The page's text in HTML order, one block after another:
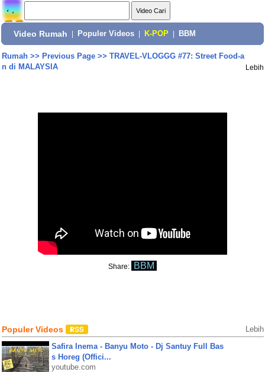
Video Rumah Populer Videos K-POP BBM
Rumah>> Previous Page>> TRAVEL-VLOGGG #77: Street Food-a
n di MALAYSIA
Lebih
Share: BBM
Populer Videos Lebih
Safira Inema - Banyu Moto - Dj Santuy Full Bas
s Horeg (Offici...
youtube.com